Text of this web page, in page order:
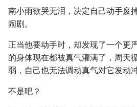
南小雨欲哭无泪，决定自己动手废
闹剧。
正当他要动手时，却发现了一个更
的身体现在都被真气灌满了，周天
弱，自己也无法调动真气对它发动冲
不是吧？